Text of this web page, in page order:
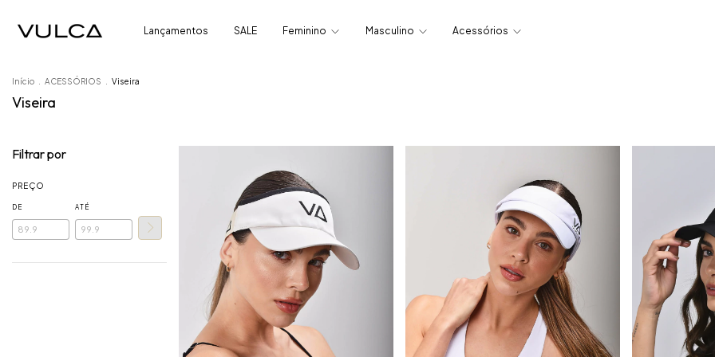
Lançamentos SALE Feminino Masculino Acessórios
Início ACESSÓRIOS Viseira
Viseira
Filtrar por
PREÇO
DE ATÉ